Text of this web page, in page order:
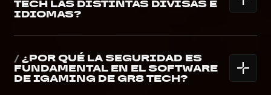
TECH LAS DISTINTAS DIVISAS E
IDIOMAS?
/¿POR QUÉ LA SEGURIDAD ES
FUNDAMENTAL EN EL SOFTWARE
DE IGAMING DE GR8 TECH?